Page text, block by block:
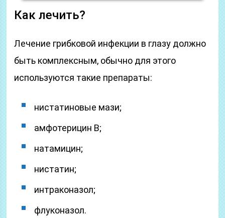
Как лечить?
Лечение грибковой инфекции в глазу должно
быть комплексным, обычно для этого
используются такие препараты:
нистатиновые мази;
амфотерицин В;
натамицин;
нистатин;
интраконазол;
флуконазол.